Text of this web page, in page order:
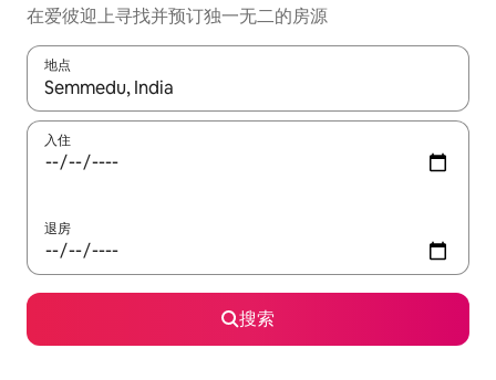
在爱彼迎上寻找并预订独一无二的房源
地点
如有搜索结果，请使用上下方向键查看，或通过点击或滑动手势
入住
退房
搜索